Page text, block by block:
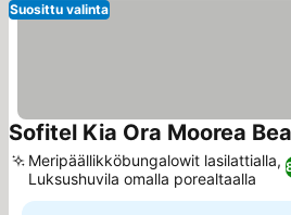
Suosittu valinta
Sofitel Kia Ora Moorea
Meripäällikköbungalowit lasilattialla,
Luksushuvila omalla porealtaalla